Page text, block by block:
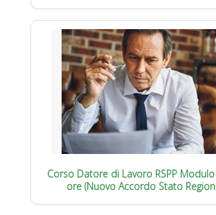
Corso Datore di Lavoro RSPP
ore (Nuovo Accordo Stato